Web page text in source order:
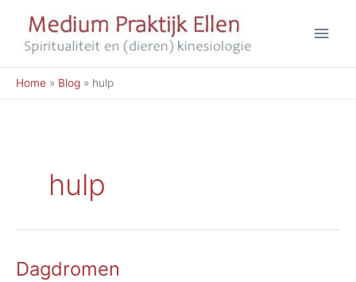
Home Blog hulp
hulp
Dagdromen